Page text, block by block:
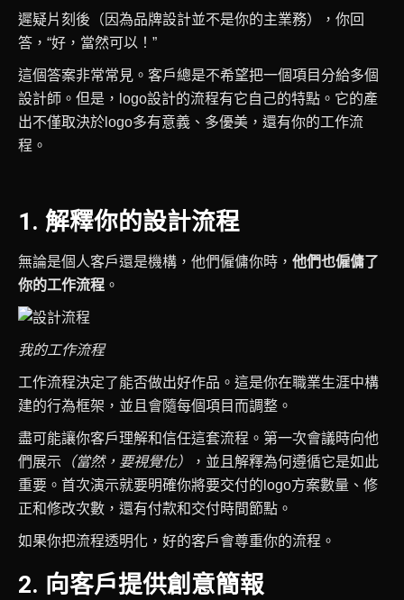
遲疑片刻後（因為品牌設計並不是你的主業務），你回
答，“好，當然可以！”
這個答案非常常見。客戶總是不希望把一個項目分給多個
設計師。但是，logo設計的流程有它自己的特點。它的產
出不僅取決於logo多有意義、多優美，還有你的工作流
程。
1. 解釋你的設計流程
無論是個人客戶還是機構，他們僱傭你時， 他們也僱傭了
你的工作流程 。
我的工作流程
工作流程決定了能否做出好作品。這是你在職業生涯中構
建的行為框架，並且會隨每個項目而調整。
盡可能讓你客戶理解和信任這套流程。第一次會議時向他
們展示 （當然，要視覺化）
，並且解釋為何遵循它是如此
重要。首次演示就要明確你將要交付的logo方案數量、修
正和修改次數，還有付款和交付時間節點。
如果你把流程透明化，好的客戶會尊重你的流程。
2. 向客戶提供創意簡報